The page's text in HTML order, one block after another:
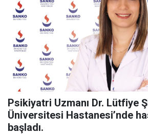
Psikiyatri Uzmanı Dr. Lütfiye
Üniversitesi Hastanesi’nde
başladı.